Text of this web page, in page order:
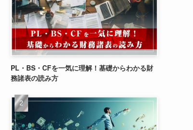
PL・BS・CFを一気に理解！基礎からわかる財
務諸表の読み方